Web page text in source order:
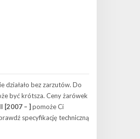
działało bez zarzutów. Do
być krótsza. Ceny żarówek
[2007 – ] pomoże Ci
specyfikację techniczną